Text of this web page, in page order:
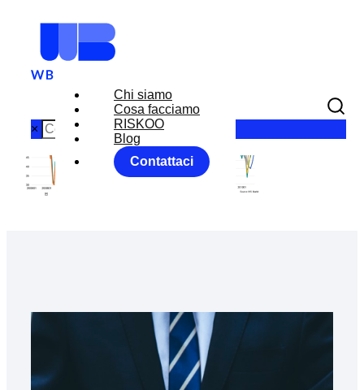
Chi siamo
Cosa facciamo
RISKOO
Blog
Contattaci
×